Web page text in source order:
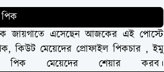
জায়গাতে এসেছেন আজকের এই পোস্টে
কিউট মেয়েদের প্রোফাইল পিকচার , ইমু
মেয়েদের শেয়ার করব।